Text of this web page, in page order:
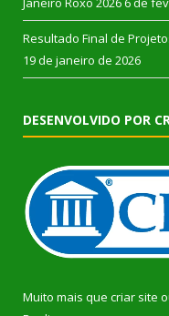
Resultado Final de
19 de janeiro de 2026
DESENVOLVIDO POR
Muito mais que criar site